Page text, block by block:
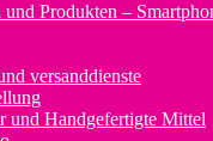
Produkten –
versanddienste
und Handgefertigte Mittel